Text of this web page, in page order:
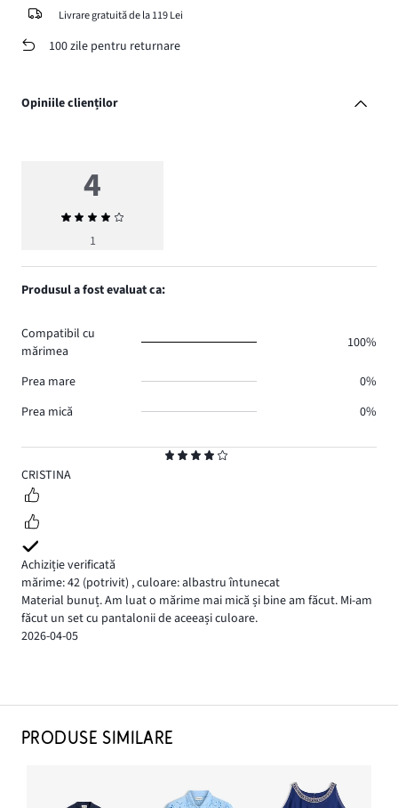
Livrare gratuită de la 119 Lei
100 zile pentru returnare
Opiniile clienților
4
CRISTINA
Achiziție verificată
mărime: 42 (potrivit) ,culoare: albastru întunecat
Material bunuț. Am luat o mărime mai mică și bine am făcut. Mi-am
făcut un set cu pantalonii de aceeași culoare.
2026-04-05
4
Evaluarea
medie
1
Produsul a fost evaluat ca:
Compatibil cu
mărimea
100%
Prea mare
0%
Prea mică
0%
PRODUSE SIMILARE